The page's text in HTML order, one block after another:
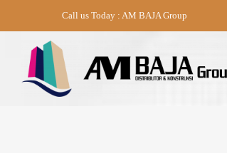
Call us Today : AM BAJA Group